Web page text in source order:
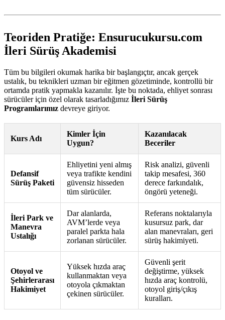
Teoriden Pratiğe: Ensurucukursu.com
İleri Sürüş Akademisi
Tüm bu bilgileri okumak harika bir başlangıçtır, ancak gerçek
ustalık, bu teknikleri uzman bir eğitmen gözetiminde, kontrollü bir
ortamda pratik yapmakla kazanılır. İşte bu noktada, ehliyet sonrası
sürücüler için özel olarak tasarladığımız İleri Sürüş
Programlarımız devreye giriyor.
Kurs Adı
Kimler İçin
Uygun?
Kazanılacak
Beceriler
Defansif
Sürüş Paketi
Ehliyetini yeni almış
veya trafikte kendini
güvensiz hisseden
tüm sürücüler.
Risk analizi, güvenli
takip mesafesi, 360
derece farkındalık,
öngörü yeteneği.
İleri Park ve
Manevra
Ustalığı
Dar alanlarda,
AVM’lerde veya
paralel parkta hala
zorlanan sürücüler.
Referans noktalarıyla
kusursuz park, dar
alan manevraları, geri
sürüş hakimiyeti.
Otoyol ve
Şehirlerarası
Hakimiyet
Yüksek hızda araç
kullanmaktan veya
otoyola çıkmaktan
çekinen sürücüler.
Güvenli şerit
değiştirme, yüksek
hızda araç kontrolü,
otoyol giriş/çıkış
kuralları.